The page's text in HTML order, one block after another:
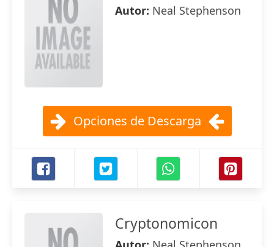
Autor: Neal Stephenson
Opciones de Descarga
Cryptonomicon